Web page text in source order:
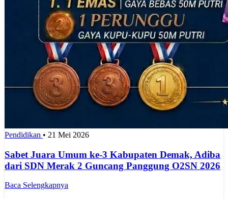
Pendidikan • 21 Mei 2026
Sabet Juara Umum ke-3 Kabupaten Demak, Adiba
dari SDN Merak 2 Guncang Panggung O2SN 2026
Baca Selengkapnya